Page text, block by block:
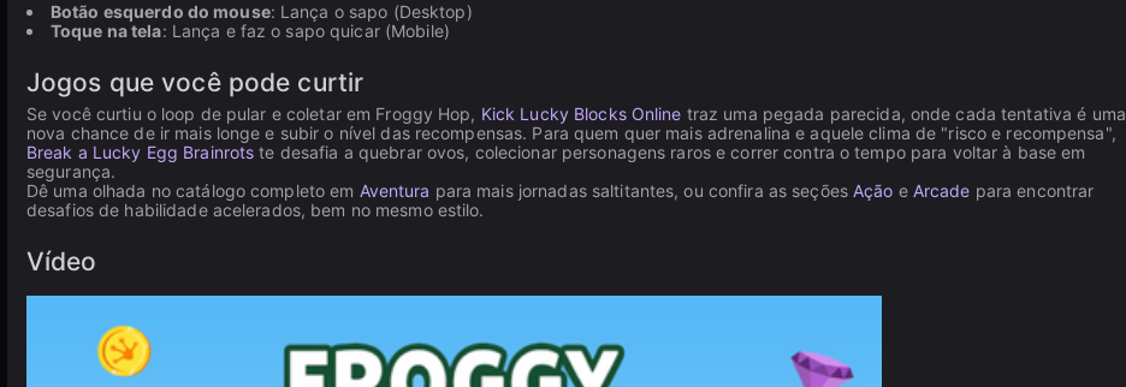
Botão esquerdo do mouse: Lança o sapo (Desktop)
Toque na tela: Lança e faz o sapo quicar (Mobile)
Jogos que você pode curtir
Se você curtiu o loop de pular e coletar em Froggy Hop, Kick Lucky Blocks Online traz uma pegada parecida, onde cada tentativa é uma
nova chance de ir mais longe e subir o nível das recompensas. Para quem quer mais adrenalina e aquele clima de "risco e recompensa",
Break a Lucky Egg Brainrots te desafia a quebrar ovos, colecionar personagens raros e correr contra o tempo para voltar à base em
segurança.
Dê uma olhada no catálogo completo em Aventura para mais jornadas saltitantes, ou confira as seçõesAção e Arcade para encontrar
desafios de habilidade acelerados, bem no mesmo estilo.
Vídeo